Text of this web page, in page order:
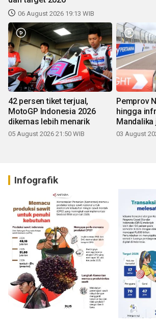
06 August 2026 19:13 WIB
42 persen tiket terjual,
MotoGP Indonesia 2026
dikemas lebih menarik
05 August 2026 21:50 WIB
Pemprov
hingga
03 August
Infografik